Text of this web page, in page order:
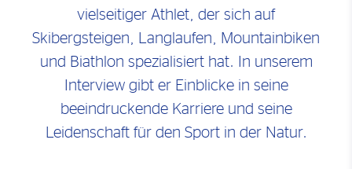
vielseitiger Athlet, der sich auf
Skibergsteigen, Langlaufen, Mountainbiken
und Biathlon spezialisiert hat. In unserem
Interview gibt er Einblicke in seine
beeindruckende Karriere und seine
Leidenschaft für den Sport in der Natur.